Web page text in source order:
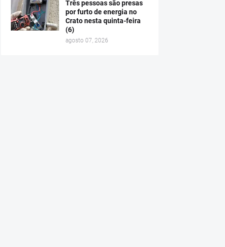
Três pessoas são presas
por furto de energia no
Crato nesta quinta-feira
(6)
agosto 07, 2026